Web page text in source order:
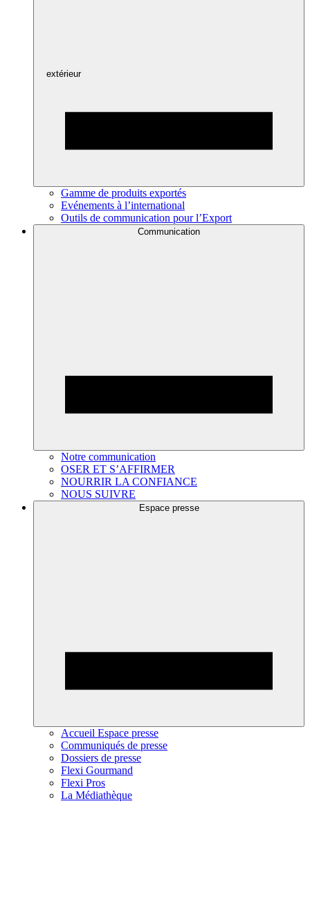
extérieur
Gamme de produits exportés
Evénements à l’international
Outils de communication pour l’Export
Communication
Notre communication
OSER ET S’AFFIRMER
NOURRIR LA CONFIANCE
NOUS SUIVRE
Espace presse
Accueil Espace presse
Communiqués de presse
Dossiers de presse
Flexi Gourmand
Flexi Pros
La Médiathèque